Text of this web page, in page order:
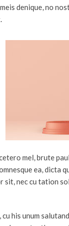
denique, no
mel, brute
ea, dicta
sit, nec cu tation
his unum